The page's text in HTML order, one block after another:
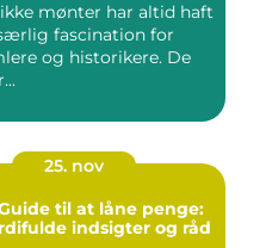
mønter har altid haft
fascination for
og historikere. De
25. nov
til at låne penge:
indsigter og råd